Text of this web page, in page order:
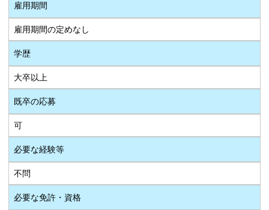
雇用期間
雇用期間の定めなし
学歴
大卒以上
既卒の応募
可
必要な経験等
不問
必要な免許・資格